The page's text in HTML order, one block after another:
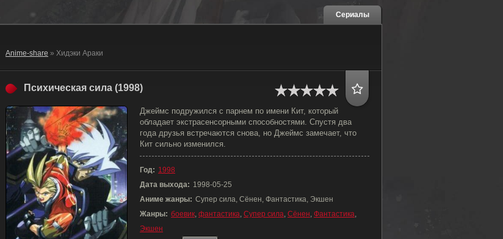
Сериалы
Anime-share » Хидэки Араки
Психическая сила (1998)
Джеймс подружился с парнем по имени Кит, который
обладает экстрасенсорными способностями. Спустя два
года друзья встречаются снова, но Джеймс замечает, что
Кит сильно изменился.
Год: 1998
Дата выхода: 1998-05-25
Аниме жанры: Супер сила, Сёнен, Фантастика, Экшен
Жанры: боевик, фантастика, Супер сила, Сёнен, Фантастика,
Экшен